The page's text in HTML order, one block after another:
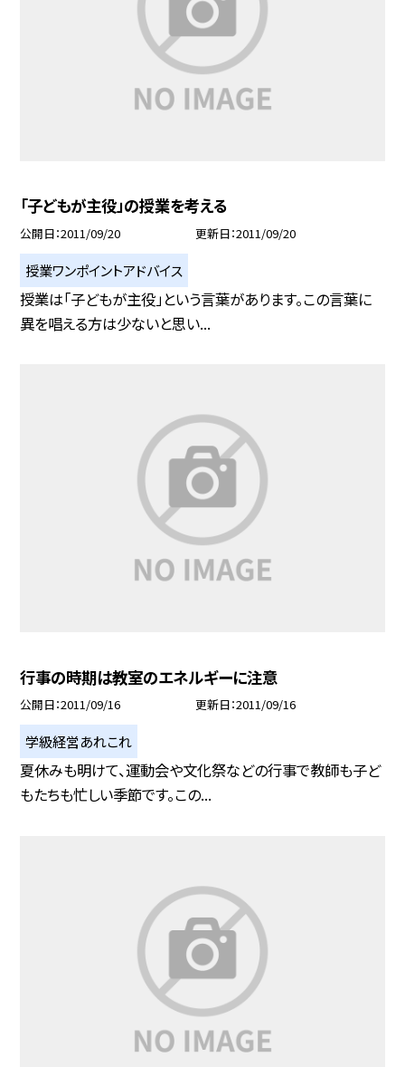
「子どもが主役」の授業を考える
公開日 2011/09/20 更新日 2011/09/20
授業ワンポイントアドバイス
授業は「子どもが主役」という言葉があります。この言葉に
異を唱える方は少ないと思い...
行事の時期は教室のエネルギーに注意
公開日 2011/09/16 更新日 2011/09/16
学級経営あれこれ
夏休みも明けて、運動会や文化祭などの行事で教師も子ど
もたちも忙しい季節です。この...